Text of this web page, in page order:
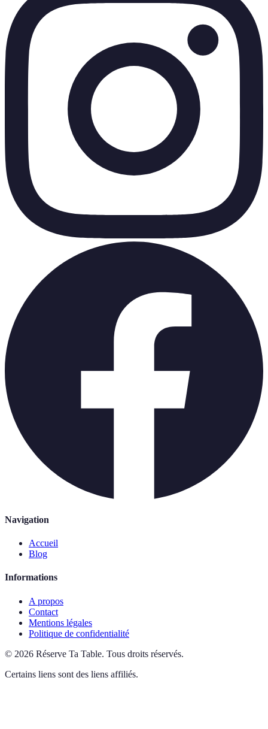
Navigation
Accueil
Blog
Informations
A propos
Contact
Mentions légales
Politique de confidentialité
© 2026 Réserve Ta Table. Tous droits réservés.
Certains liens sont des liens affiliés.